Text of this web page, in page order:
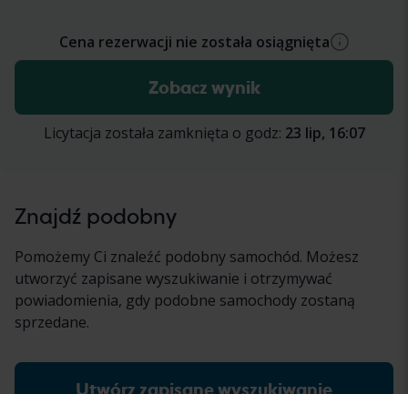
Cena rezerwacji nie została osiągnięta
Cena rezerwacji to cena minimalna, jakiej żąda
Zobacz wynik
Licytacja została zamknięta o godz: 23 lip, 16:07
Znajdź podobny
Pomożemy Ci znaleźć podobny samochód. Możesz
utworzyć zapisane wyszukiwanie i otrzymywać
powiadomienia, gdy podobne samochody zostaną
sprzedane.
Utwórz zapisane wyszukiwanie